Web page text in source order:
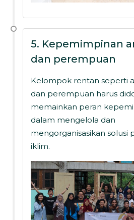
5. Kepemimpinan
dan perempuan
Kelompok rentan seperti
dan perempuan harus
memainkan peran
dalam mengelola dan
mengorganisasikan solusi
iklim.